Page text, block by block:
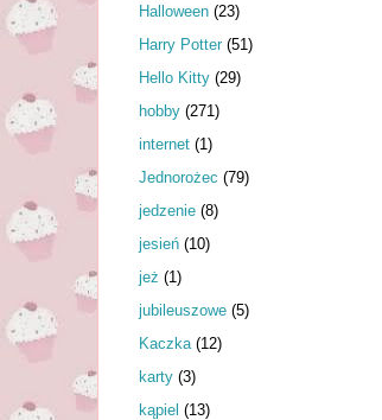
Halloween (23)
Harry Potter (51)
Hello Kitty (29)
hobby (271)
internet (1)
Jednorożec (79)
jedzenie (8)
jesień (10)
jeż (1)
jubileuszowe (5)
Kaczka (12)
karty (3)
kąpiel (13)